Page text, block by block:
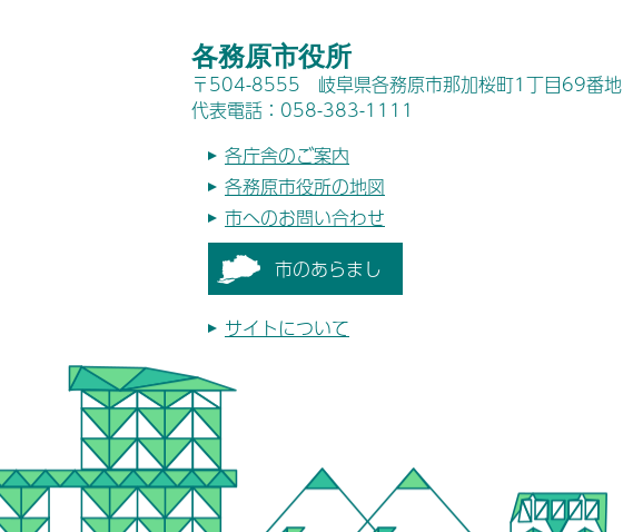
各務原市役所
〒504-8555 岐阜県各務原市那加桜町1丁目69番地
代表電話：058-383-1111
各庁舎のご案内
各務原市役所の地図
市へのお問い合わせ
市のあらまし
サイトについて